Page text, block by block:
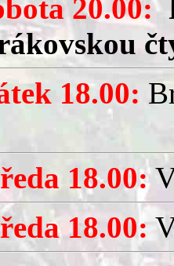
20.00:
18.00:
18.00:
18.00: